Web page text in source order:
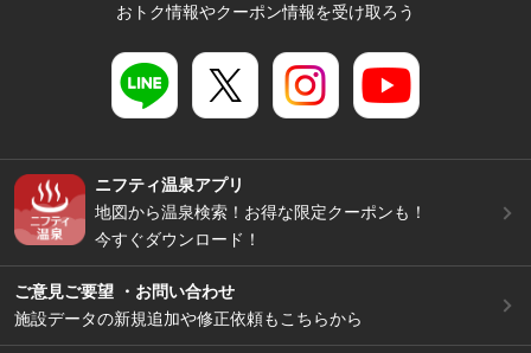
おトク情報やクーポン情報を受け取ろう
ニフティ温泉アプリ
地図から温泉検索！お得な限定クーポンも！
今すぐダウンロード！
ご意見ご要望 ・お問い合わせ
施設データの新規追加や修正依頼もこちらから